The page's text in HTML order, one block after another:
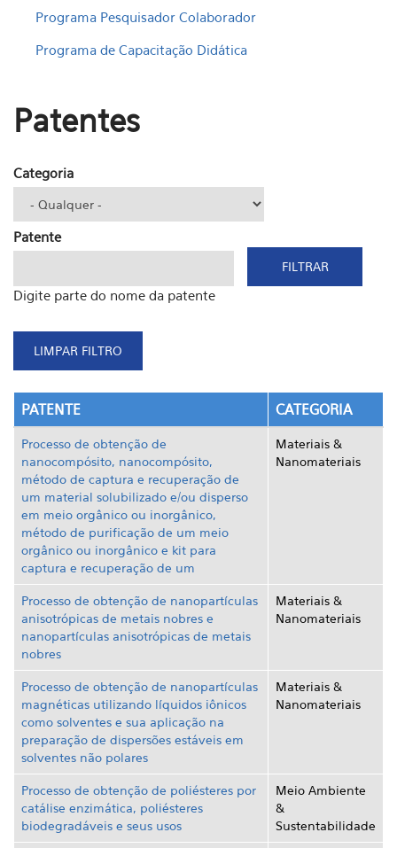
Programa Pesquisador Colaborador
Programa de Capacitação Didática
Patentes
Categoria
Patente
Digite parte do nome da patente
PATENTE CATEGORIA
Processo de obtenção de
nanocompósito, nanocompósito,
método de captura e recuperação de
um material solubilizado e/ou disperso
em meio orgânico ou inorgânico,
método de purificação de um meio
orgânico ou inorgânico e kit para
captura e recuperação de um
Materiais &
Nanomateriais
Processo de obtenção de nanopartículas
anisotrópicas de metais nobres e
nanopartículas anisotrópicas de metais
nobres
Materiais &
Nanomateriais
Processo de obtenção de nanopartículas
magnéticas utilizando líquidos iônicos
como solventes e sua aplicação na
preparação de dispersões estáveis em
solventes não polares
Materiais &
Nanomateriais
Processo de obtenção de poliésteres por
catálise enzimática, poliésteres
biodegradáveis e seus usos
Meio Ambiente
&
Sustentabilidade